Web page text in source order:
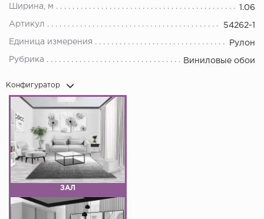
Ширина, м 1.06
Артикул 54262-1
Единица измерения Рулон
Рубрика Виниловые обои
Конфигуратор
ЗАЛ